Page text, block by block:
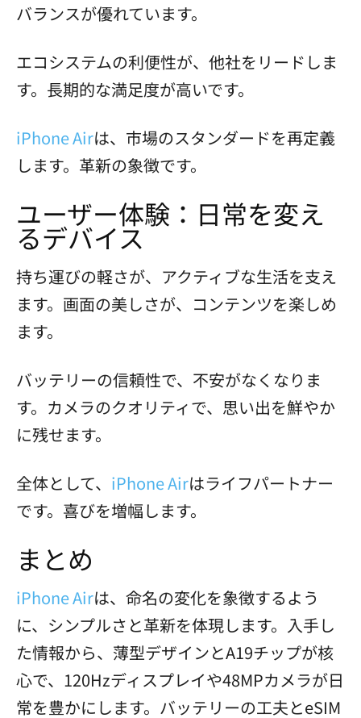
バランスが優れています。
エコシステムの利便性が、他社をリードしま
す。長期的な満足度が高いです。
iPhone Airは、市場のスタンダードを再定義
します。革新の象徴です。
ユーザー体験：日常を変え
るデバイス
持ち運びの軽さが、アクティブな生活を支え
ます。画面の美しさが、コンテンツを楽しめ
ます。
バッテリーの信頼性で、不安がなくなりま
す。カメラのクオリティで、思い出を鮮やか
に残せます。
全体として、 iPhone Airはライフパートナー
です。喜びを増幅します。
まとめ
iPhone Airは、命名の変化を象徴するよう
に、シンプルさと革新を体現します。入手し
た情報から、薄型デザインとA19チップが核
心で、120Hzディスプレイや48MPカメラが日
常を豊かにします。バッテリーの工夫とeSIM